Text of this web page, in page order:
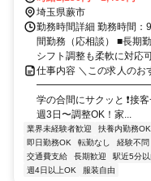
埼玉県蕨市
勤務時間詳細 勤務時間
間勤務（応相談） ■長期
シフト調整も柔軟に対応
仕事内容 ＼この求人のお
学の合間にサクッと ❗接
週3日〜調整OK！家...
業界未経験者歓迎 扶養内勤務OK
即日勤務OK
転勤なし 経験不問
交通費支給
長期歓迎 駅近5分以
週4日以上OK
服装自由